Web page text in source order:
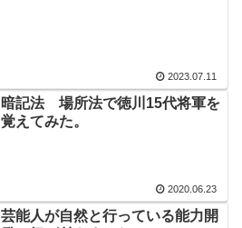
2023.07.11
暗記法 場所法で徳川15代将軍を
覚えてみた。
2020.06.23
芸能人が自然と行っている能力開